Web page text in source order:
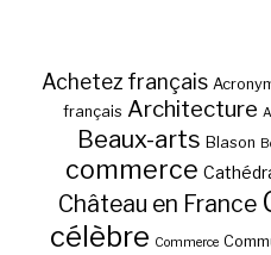
Achetez français
français Architecture
Beaux-arts Blason
commerce
Château en France
célèbre Commerce